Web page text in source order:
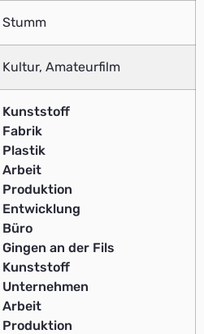
Stumm
Kultur, Amateurfilm
Kunststoff
Fabrik
Plastik
Arbeit
Produktion
Entwicklung
Büro
Gingen an der Fils
Kunststoff
Unternehmen
Arbeit
Produktion